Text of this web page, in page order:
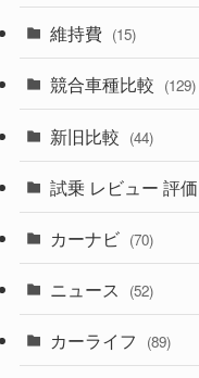
(357)
(328)
(194)
(230)
(253)
(85)
(84)
(14)
(222)
(50)
(43)
(6)
(58)
(28)
(27)
(3)
(3)
(5)
(1)
維持費 (15)
競合車種比較 (129)
新旧比較 (44)
試乗 レビュー 評価
カーナビ (70)
ニュース (52)
カーライフ (89)